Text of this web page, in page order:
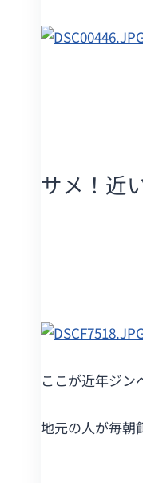
サメ！近
ここが近年ジン
地元の人が毎朝